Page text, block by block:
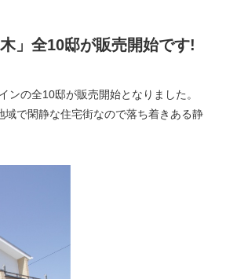
」全10邸が販売開始です!
の全10邸が販売開始となりました。
で閑静な住宅街なので落ち着きある静